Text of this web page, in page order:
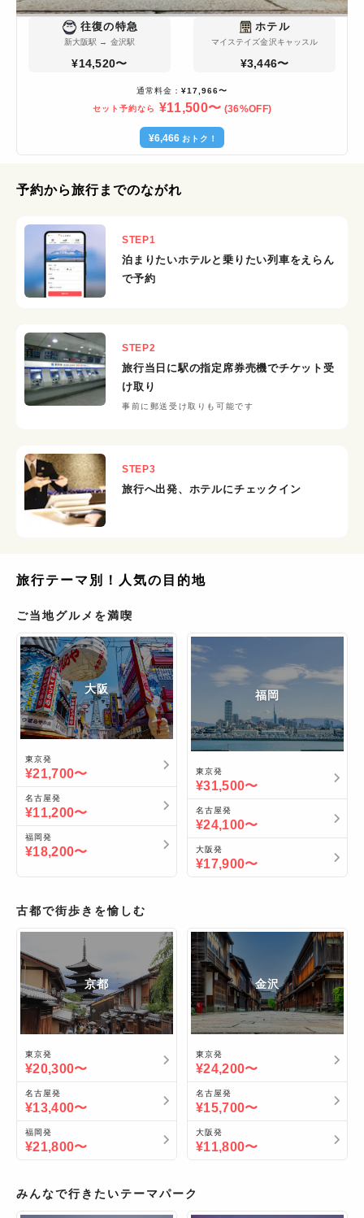
往復の特急
新大阪駅 → 金沢駅
¥14,520〜
ホテル
マイステイズ金沢キャッスル
¥3,446〜
通常料金： ¥17,966〜
セット予約なら
¥11,500〜 (36%OFF)
¥6,466 おトク！
予約から旅行までのながれ
STEP1
泊まりたいホテルと乗りたい列車をえらん
で予約
STEP2
旅行当日に駅の指定席券売機でチケット受
け取り
事前に郵送受け取りも可能です
STEP3
旅行へ出発、ホテルにチェックイン
旅行テーマ別！人気の目的地
ご当地グルメを満喫
大阪
東京発
¥21,700〜
名古屋発
¥11,200〜
福岡 発
¥18,200〜
福岡
東京発
¥31,500〜
名古屋発
¥24,100〜
大阪発
¥17,900〜
古都で街歩きを愉しむ
京都
東京発
¥20,300〜
名古屋発
¥13,400〜
福岡 発
¥21,800〜
金沢
東京発
¥24,200〜
名古屋発
¥15,700〜
大阪発
¥11,800〜
みんなで行きたいテーマパーク